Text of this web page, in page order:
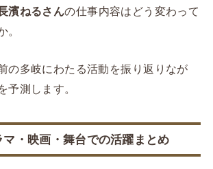
濱ねるさんの仕事内容はどう変わって
の多岐にわたる活動を振り返りなが
予測します。
マ・映画・舞台での活躍まとめ